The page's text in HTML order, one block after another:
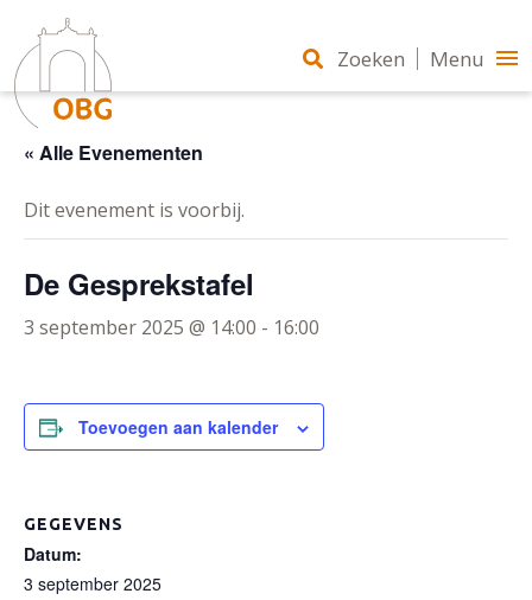
« Alle Evenementen
Dit evenement is voorbij.
De Gesprekstafel
3 september 2025 @ 14:00 - 16:00
Toevoegen aan kalender
GEGEVENS
Datum:
3 september 2025
Zoeken Menu